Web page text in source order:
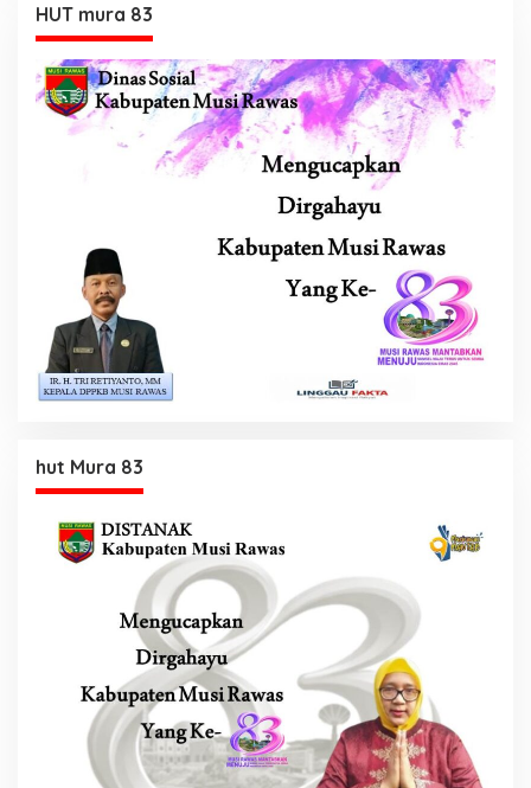
HUT mura 83
hut Mura 83